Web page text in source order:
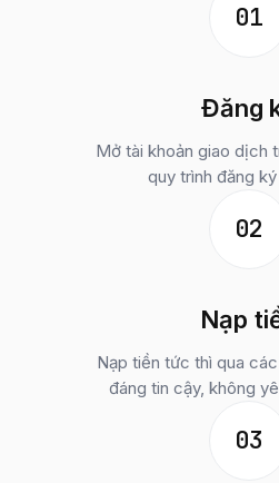
01
Đăng
Mở tài khoản giao dịch
quy trình đăng
02
Nạp
Nạp tiền tức thì qua
đáng tin cậy, không
03